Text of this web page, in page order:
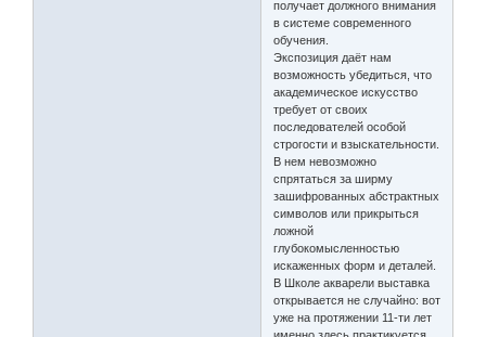
получает должного внимания
в системе современного
обучения.
Экспозиция даёт нам
возможность убедиться, что
академическое искусство
требует от своих
последователей особой
строгости и взыскательности.
В нем невозможно
спрятаться за ширму
зашифрованных абстрактных
символов или прикрыться
ложной
глубокомысленностью
искаженных форм и деталей.
В Школе акварели выставка
открывается не случайно: вот
уже на протяжении 11-ти лет
именно здесь практикуется